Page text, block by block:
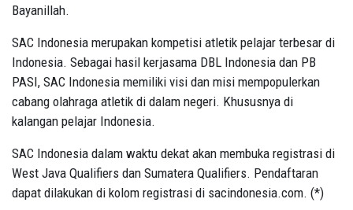
Bayanillah.
SAC Indonesia merupakan kompetisi atletik pelajar terbesar di
Indonesia. Sebagai hasil kerjasama DBL Indonesia dan PB
PASI, SAC Indonesia memiliki visi dan misi mempopulerkan
cabang olahraga atletik di dalam negeri. Khususnya di
kalangan pelajar Indonesia.
SAC Indonesia dalam waktu dekat akan membuka registrasi di
West Java Qualifiers dan Sumatera Qualifiers. Pendaftaran
dapat dilakukan di kolom registrasi di sacindonesia.com. (*)